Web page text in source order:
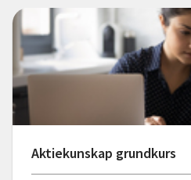
Aktiekunskap grundkurs